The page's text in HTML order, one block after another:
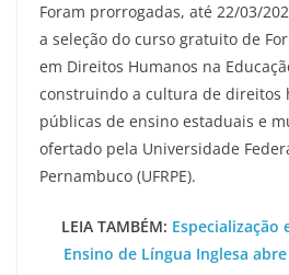
Foram prorrogadas, até 22/03/
a seleção do curso gratuito de
em Direitos Humanos na
construindo a cultura de direitos
públicas de ensino estaduais e
ofertado pela Universidade
Pernambuco (UFRPE).
LEIA TAMBÉM:
Ensino de Língua Inglesa